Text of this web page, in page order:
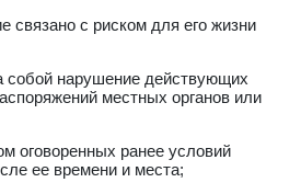
связано с риском для его жизни
собой нарушение действующих
местных органов или
оговоренных ранее условий
ее времени и места;